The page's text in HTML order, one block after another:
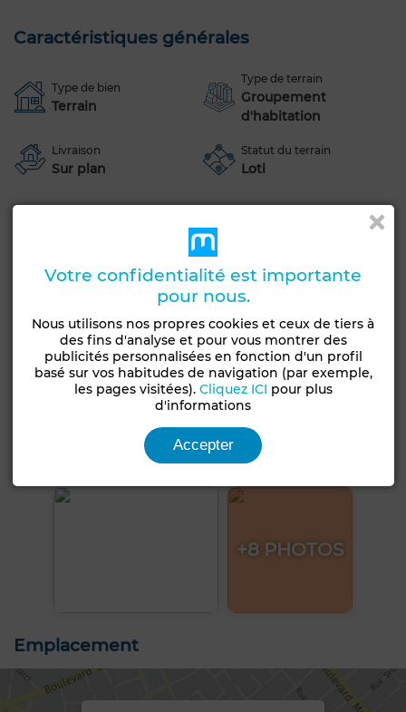
Caractéristiques générales
Type de bien
Terrain
Type de terrain
Groupement
d'habitation
Livraison
Sur plan
Statut du terrain
Loti
+8 PHOTOS
Emplacement
Votre confidentialité est importante
pour nous.
Nous utilisons nos propres cookies et ceux de tiers à
des fins d'analyse et pour vous montrer des
publicités personnalisées en fonction d'un profil
basé sur vos habitudes de navigation (par exemple,
les pages visitées). Cliquez ICI pour plus
d'informations
Accepter